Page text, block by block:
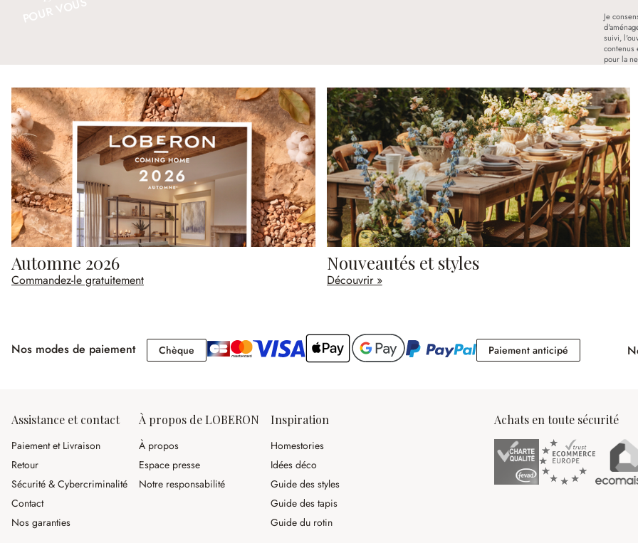
Je
suivi,
contenus
pour la
Automne 2026
Commandez-le gratuitement
Nouveautés et styles
Découvrir »
Nos modes de paiement Chèque Chèque Paiement anticipéPaiement
Assistance et contact
Paiement et Livraison
Retour
Sécurité & Cybercriminalité
Contact
Nos garanties
À propos de LOBERON
À propos
Espace presse
Notre responsabilité
Inspiration
Homestories
Idées déco
Guide des styles
Guide des tapis
Guide du rotin
Achats en toute sécurité